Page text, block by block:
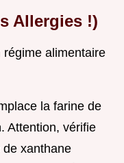
Allergies !)
alimentaire
la farine de
Attention, vérifie
de xanthane